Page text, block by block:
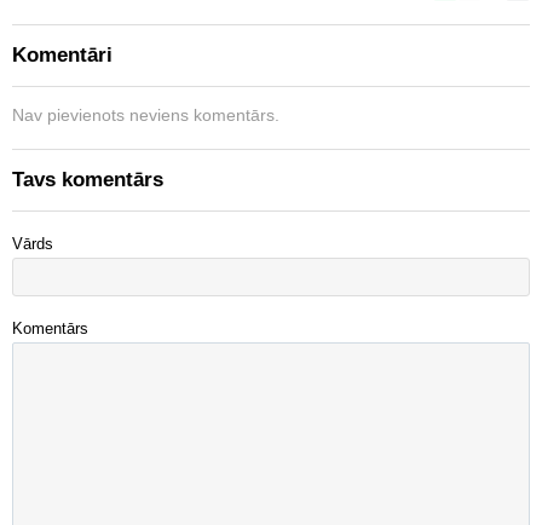
Komentāri
Nav pievienots neviens komentārs.
Tavs komentārs
Vārds
Komentārs